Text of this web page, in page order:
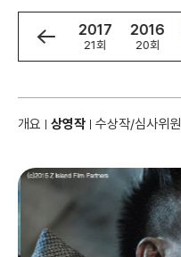
2018
22회
2017
21회
2016
20회
개요 상영작 수상작/심사위원